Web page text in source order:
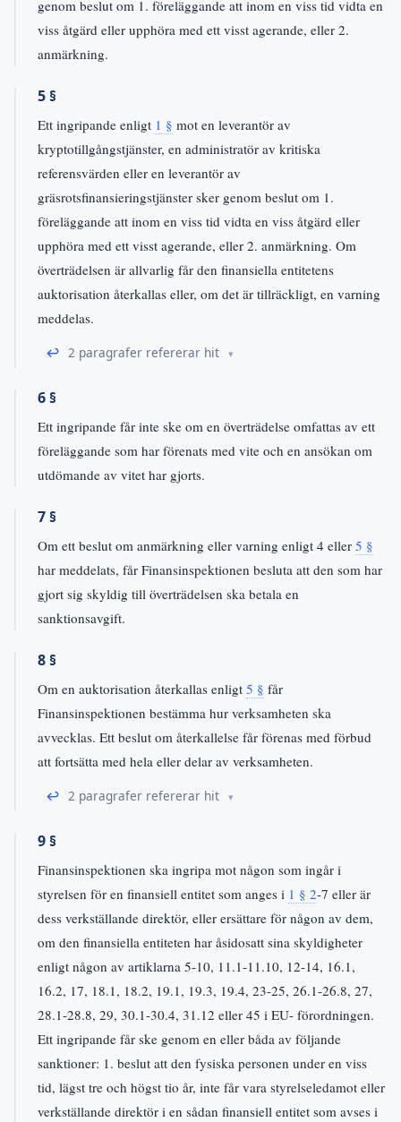
genom beslut om 1. föreläggande att inom en viss tid vidta en
viss åtgärd eller upphöra med ett visst agerande, eller 2.
anmärkning.
5 §
Ett ingripande enligt 1 § mot en leverantör av
kryptotillgångstjänster, en administratör av kritiska
referensvärden eller en leverantör av
gräsrotsfinansieringstjänster sker genom beslut om 1.
föreläggande att inom en viss tid vidta en viss åtgärd eller
upphöra med ett visst agerande, eller 2. anmärkning. Om
överträdelsen är allvarlig får den finansiella entitetens
auktorisation återkallas eller, om det är tillräckligt, en varning
meddelas.
↩ 2 paragrafer refererar hit
6 §
Ett ingripande får inte ske om en överträdelse omfattas av ett
föreläggande som har förenats med vite och en ansökan om
utdömande av vitet har gjorts.
7 §
Om ett beslut om anmärkning eller varning enligt 4 eller 5 §
har meddelats, får Finansinspektionen besluta att den som har
gjort sig skyldig till överträdelsen ska betala en
sanktionsavgift.
8 §
Om en auktorisation återkallas enligt 5 § får
Finansinspektionen bestämma hur verksamheten ska
avvecklas. Ett beslut om återkallelse får förenas med förbud
att fortsätta med hela eller delar av verksamheten.
↩ 2 paragrafer refererar hit
9 §
Finansinspektionen ska ingripa mot någon som ingår i
styrelsen för en finansiell entitet som anges i 1 § 2-7 eller är
dess verkställande direktör, eller ersättare för någon av dem,
om den finansiella entiteten har åsidosatt sina skyldigheter
enligt någon av artiklarna 5-10, 11.1-11.10, 12-14, 16.1,
16.2, 17, 18.1, 18.2, 19.1, 19.3, 19.4, 23-25, 26.1-26.8, 27,
28.1-28.8, 29, 30.1-30.4, 31.12 eller 45 i EU- förordningen.
Ett ingripande får ske genom en eller båda av följande
sanktioner: 1. beslut att den fysiska personen under en viss
tid, lägst tre och högst tio år, inte får vara styrelseledamot eller
verkställande direktör i en sådan finansiell entitet som avses i